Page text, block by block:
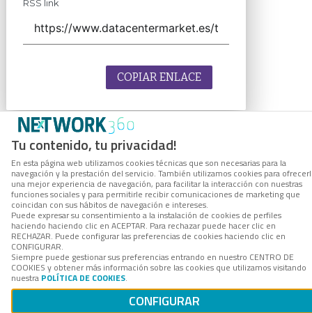
Tu contenido, tu privacidad!
En esta página web utilizamos cookies técnicas que son necesarias para la
navegación y la prestación del servicio. También utilizamos cookies para
una mejor experiencia de navegación, para facilitar la interacción con nuestras
funciones sociales y para permitirle recibir comunicaciones de marketing que
coincidan con sus hábitos de navegación e intereses.
Puede expresar su consentimiento a la instalación de cookies de perfiles
haciendo haciendo clic en ACEPTAR. Para rechazar puede hacer clic en
RECHAZAR. Puede configurar las preferencias de cookies haciendo clic en
CONFIGURAR.
Siempre puede gestionar sus preferencias entrando en nuestro CENTRO DE
COOKIES y obtener más información sobre las cookies que utilizamos visitando
nuestra POLÍTICA DE COOKIES.
CONFIGURAR
RSS link
COPIAR ENLACE